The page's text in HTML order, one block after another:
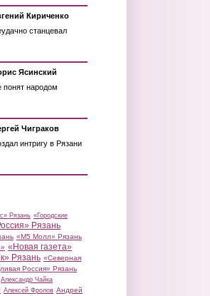
Кириченко
станцевал
Ясинский
понят народом
Чиграков
интригу в Рязани
Рязань «Городские
Рязань
«М5 Молл» Рязань
«Новая газета»
Рязань «Северная
Россия» Рязань
Александр Чайка
Алексей Фролов Андрей